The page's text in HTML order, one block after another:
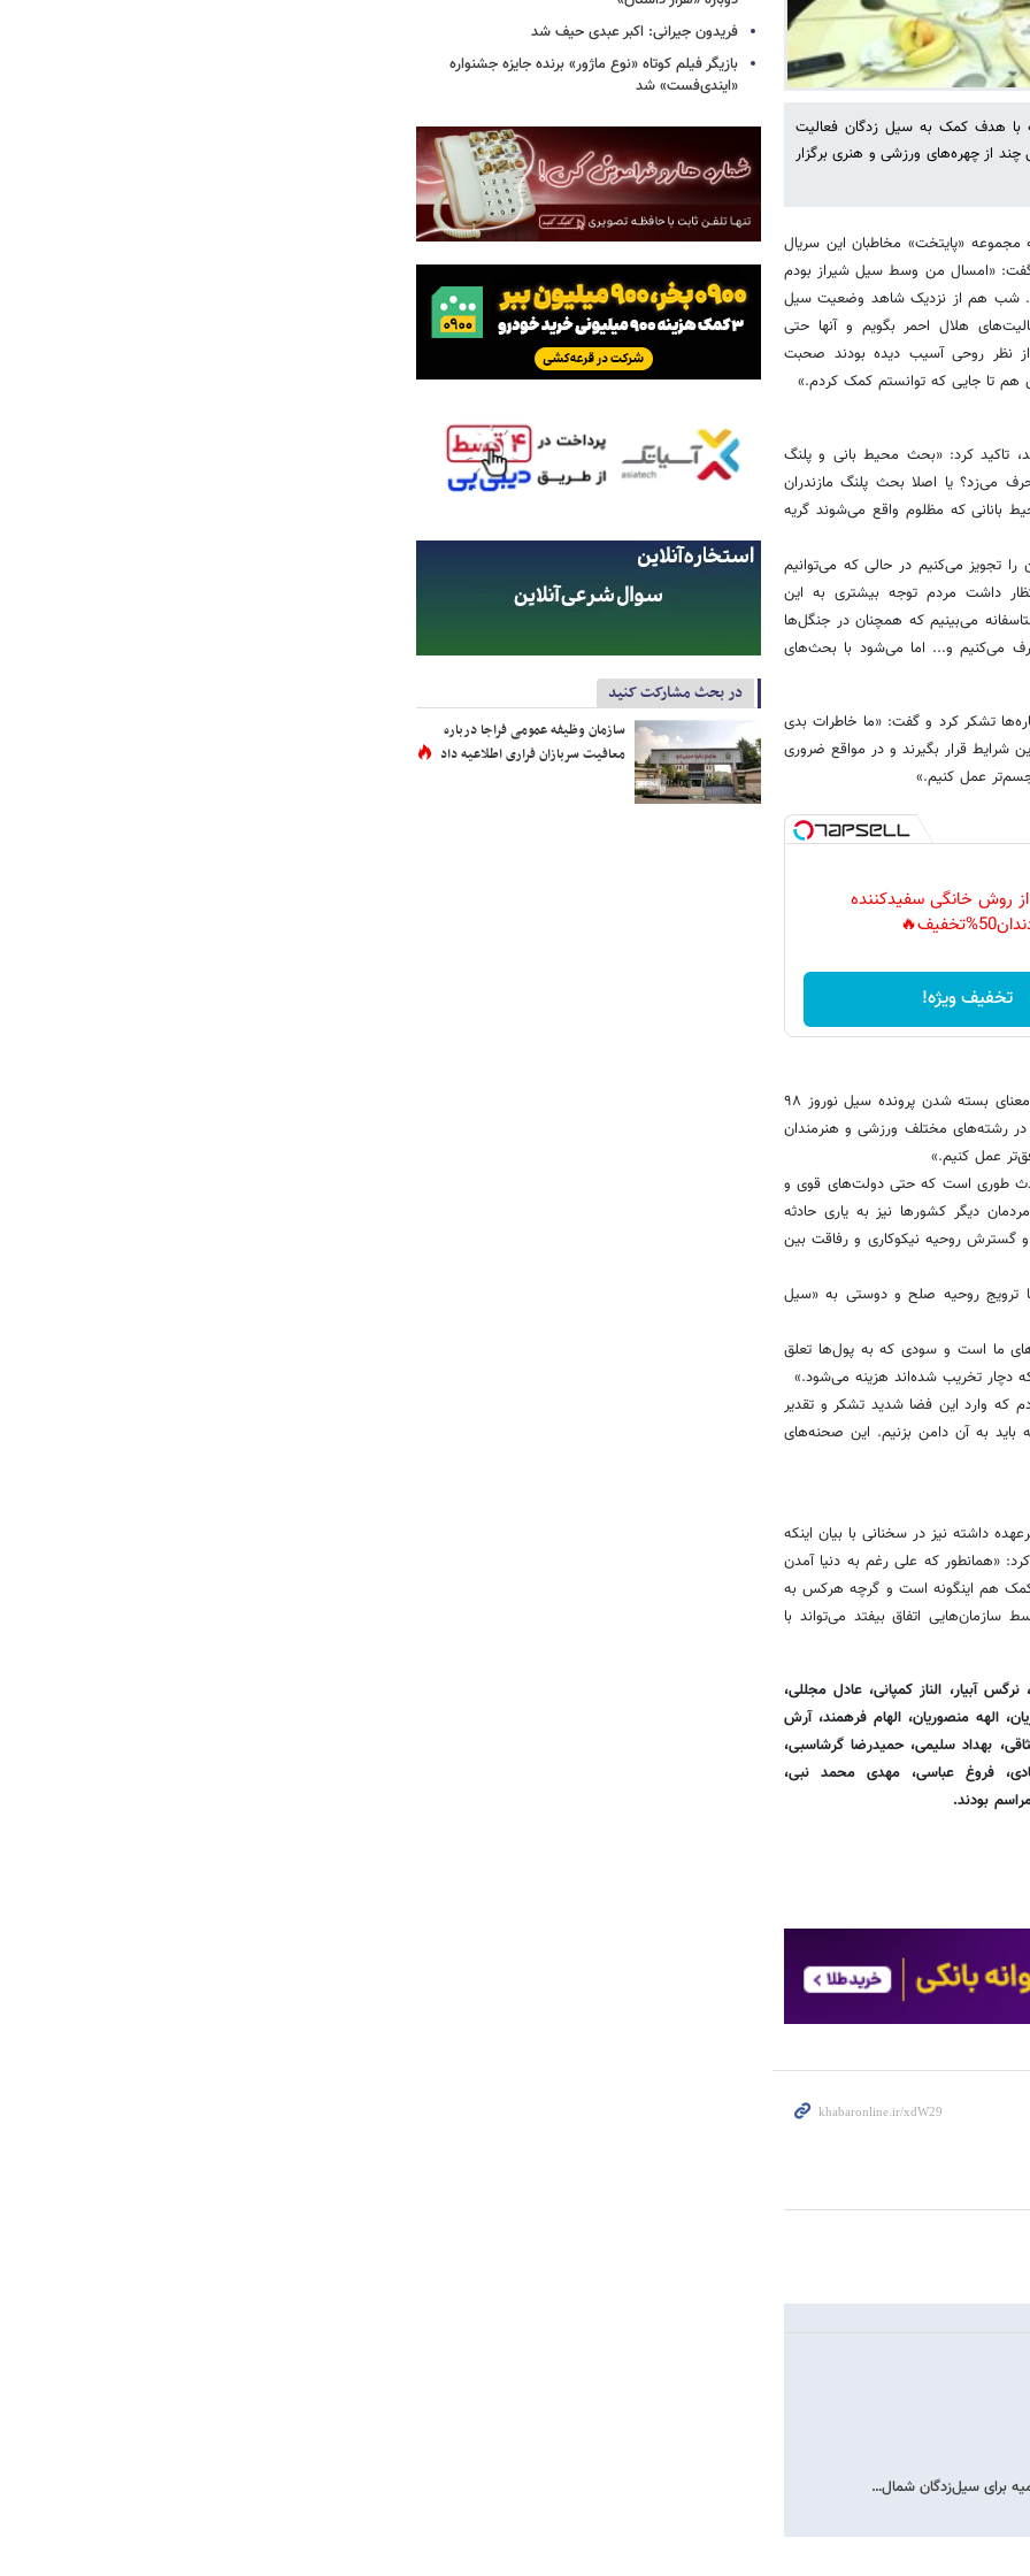
با هدف کمک به سیل زدگان فعالیت
از چهره‌های ورزشی و هنری برگزار
«پایتخت» مخاطبان این سریال
گفت: «امسال من وسط سیل شیراز بودم
۴۵ دقیقه رخ داد تجربه کردم. شب هم از نزدیک شاهد وضعیت سیل
هلال احمر بگویم و آنها حتی
از نظر روحی آسیب دیده بودند صحبت
هم تا جایی که توانستم کمک کردم.»
تاکید کرد: «بحث محیط بانی و پلنگ
می‌زد؟ یا اصلا بحث پلنگ مازندران
بانانی که مظلوم واقع می‌شوند گریه
تجویز می‌کنیم در حالی که می‌توانیم
داشت مردم توجه بیشتری به این
می‌بینیم که همچنان در جنگل‌ها
می‌کنیم و... اما می‌شود با بحث‌های
تشکر کرد و گفت: «ما خاطرات بدی
شرایط قرار بگیرند و در مواقع ضروری
عمل کنیم.»
از روش خانگی سفیدکننده
تخفیف ویژه!
علی اصغر پیوندی رئیس جمعیت هلال احمر نیز با بیان اینکه این مراسم به معنای بسته شدن پرونده سیل نوروز ۹۸
رشته‌های مختلف ورزشی و هنرمندان
عمل کنیم.»
طوری است که حتی دولت‌های قوی و
دیگر کشورها نیز به یاری حادثه
گسترش روحیه نیکوکاری و رفاقت بین
ترویج روحیه صلح و دوستی به «سیل
همچنین درباره میزان کمک ها گفت: «۱۵۰ میلیارد تومان در حساب٬های ما است و سودی که به پول‌ها تعلق
دچار تخریب شده‌اند هزینه می‌شود.»
که وارد این فضا شدید تشکر و تقدیر
به آن دامن بزنیم. این صحنه‌های
داشته نیز در سخنانی با بیان اینکه
«همانطور که علی رغم به دنیا آمدن
کمک هم اینگونه است و گرچه هرکس به
اتفاق بیفتد می‌تواند با
آبیار، الناز کمپانی، عادل مجللی،
الهه منصوریان، الهام فرهمند، آرش
بهداد سلیمی، حمیدرضا گرشاسبی،
فروغ عباسی، مهدی محمد نبی،
بودند.
برای سیل‌زدگان شمال…
فریدون جیرانی: اکبر عبدی حیف شد
بازیگر فیلم کوتاه «نوع ماژور» برنده جایزه جشنواره
«ایندی‌فست» شد
در بحث مشارکت کنید
سازمان وظیفه عمومی فراجا درباره
معافیت سربازان فراری اطلاعیه داد